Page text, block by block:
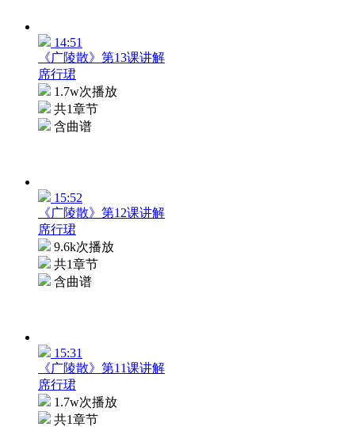
14:51
《广陵散》第13课讲解
席行珺
1.7w次播放
共1章节
含曲谱
15:52
《广陵散》第12课讲解
席行珺
9.6k次播放
共1章节
含曲谱
15:31
《广陵散》第11课讲解
席行珺
1.7w次播放
共1章节